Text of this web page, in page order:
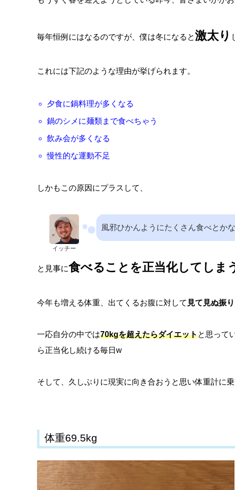
毎年恒例にはなるのですが、僕は冬になると激太り
これには下記のような理由が挙げられます。
夕食に鍋料理が多くなる
鍋のシメに麺類まで食べちゃう
飲み会が多くなる
慢性的な運動不足
しかもこの原因にプラスして、
イッチー
風邪ひかんようにたくさん食べとかな
と見事に食べることを正当化してしま
今年も増える体重、出てくるお腹に対して 見て見ぬ振り
一応自分の中では70kgを超えたらダイエットと思って
ら正当化し続ける毎日w
そして、久しぶりに現実に向き合おうと思い体重計に乗
体重69.5kg